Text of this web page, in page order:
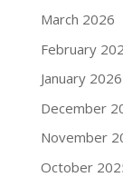
March 2026
February
January 2026
December
November
October